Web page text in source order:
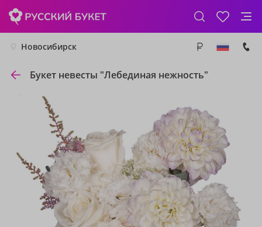
Новосибирск
Букет невесты "Лебединая нежность"